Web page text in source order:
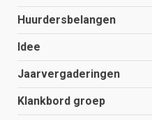
Huurdersbelangen
Idee
Jaarvergaderingen
Klankbord groep